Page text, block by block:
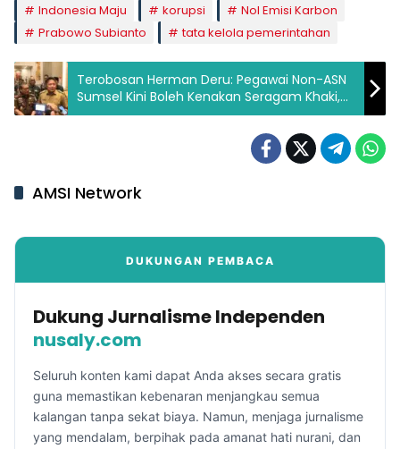
Indonesia Maju
korupsi
Nol Emisi Karbon
Prabowo Subianto
tata kelola pemerintahan
Terobosan Herman Deru: Pegawai Non-ASN
Sumsel Kini Boleh Kenakan Seragam Khaki,
Wujud Penghargaan dan Kesetaraan dalam
AMSI Network
DUKUNGAN PEMBACA
Dukung Jurnalisme Independen
nusaly.com
Seluruh konten kami dapat Anda akses secara gratis
guna memastikan kebenaran menjangkau semua
kalangan tanpa sekat biaya. Namun, menjaga jurnalisme
yang mendalam, berpihak pada amanat hati nurani, dan